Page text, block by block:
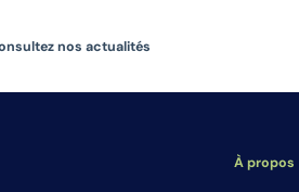
nos actualités
À propos